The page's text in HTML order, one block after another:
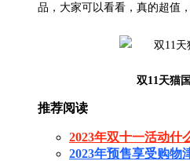
品，大家可以看看，真的超值
双11天猫
推荐阅读
2023年双十一活动什
2023年预售享受购物